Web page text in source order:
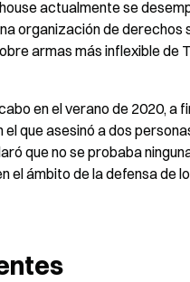
actualmente se
organización de
armas más inflexible de
en el verano de 2020,
que asesinó a dos
que no se probaba
el ámbito de la defensa de